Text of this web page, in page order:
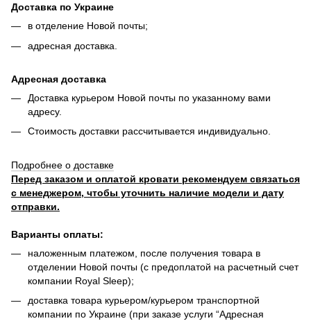
Доставка по Украине
в отделение Новой почты;
адресная доставка.
Адресная доставка
Доставка курьером Новой почты по указанному вами
адресу.
Стоимость доставки рассчитывается индивидуально.
Подробнее о доставке
Перед заказом и оплатой кровати рекомендуем связаться
с менеджером, чтобы уточнить наличие модели и дату
отправки.
Варианты оплаты:
наложенным платежом, после получения товара в
отделении Новой почты (с предоплатой на расчетный счет
компании Royal Sleep);
доставка товара курьером/курьером транспортной
компании по Украине (при заказе услуги “Адресная